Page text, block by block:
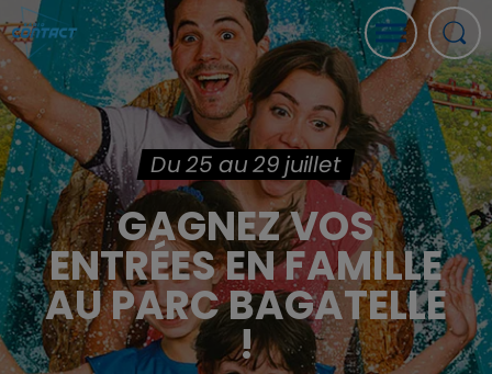
Du 25 au 29 juillet
GAGNEZ VOS
ENTRÉES EN FAMILLE
AU PARC BAGATELLE
!